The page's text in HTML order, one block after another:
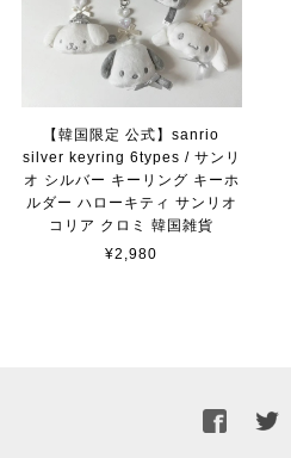
【韓国限定 公式】sanrio
silver keyring 6types / サンリ
オ シルバー キーリング キーホ
ルダー ハローキティ サンリオ
コリア クロミ 韓国雑貨
¥2,980